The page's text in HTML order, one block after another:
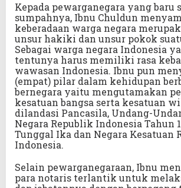
Kepada pewarganegara yang baru
sumpahnya, Ibnu Chuldun
keberadaan warga negara
unsur hakiki dan unsur pokok
Sebagai warga negara Indonesia
tentunya harus memiliki rasa
wawasan Indonesia. Ibnu pun
(empat) pilar dalam kehidupan
bernegara yaitu mengutamakan
kesatuan bangsa serta kesatuan
dilandasi Pancasila, Undang-
Negara Republik Indonesia Tahun
Tunggal Ika dan Negara Kesatuan
Indonesia.
Selain pewarganegaraan, Ibnu
para notaris terlantik untuk